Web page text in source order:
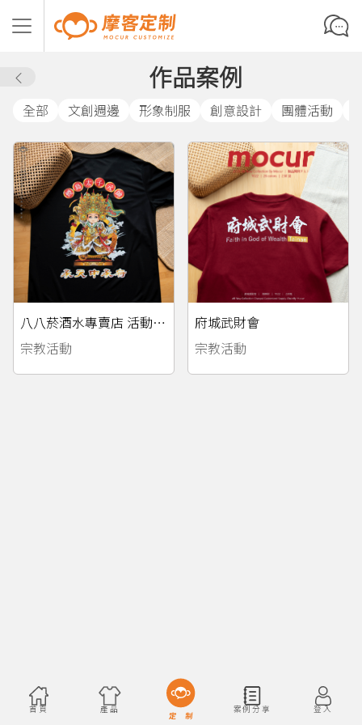
作品案例
全部 文創週邊 形象制服 創意設計 團體活動
八八菸酒水專賣店 活動紀念T
宗教活動
府城武財會
宗教活動
首頁 產品 案例分享 登入